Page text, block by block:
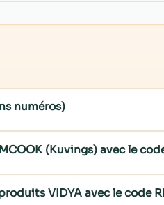
numéros)
(Kuvings) avec le code
VIDYA avec le code